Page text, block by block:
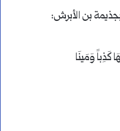
بن الأبرش:
وَمَينَا